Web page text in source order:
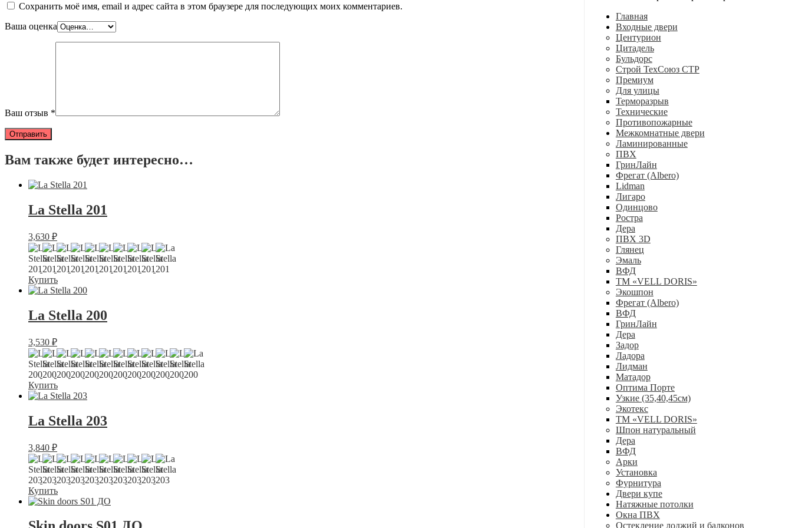
Сохранить моё имя, email и адрес сайта в этом браузере для последующих моих комментариев.
Ваша оценка
Ваш отзыв *
Вам также будет интересно…
La Stella 201
3,630 ₽
Купить
La Stella 200
3,530 ₽
Купить
La Stella 203
3,840 ₽
Купить
Главная
Входные двери
Центурион
Цитадель
Бульдорс
Строй ТехСоюз СТР
Премиум
Для улицы
Терморазрыв
Технические
Противопожарные
Межкомнатные двери
Ламинированные
ПВХ
ГринЛайн
Фрегат (Albero)
Lidman
Лигаро
Одинцово
Ростра
Дера
ПВХ 3D
Глянец
Эмаль
ВФД
ТМ «VELL DORIS»
Экошпон
Фрегат (Albero)
ВФД
ГринЛайн
Дера
Задор
Ладора
Лидман
Матадор
Оптима Порте
Узкие (35,40,45см)
Экотекс
ТМ «VELL DORIS»
Шпон натуральный
Дера
ВФД
Арки
Установка
Фурнитура
Двери купе
Натяжные потолки
Окна ПВХ
Остекление лоджий и балконов